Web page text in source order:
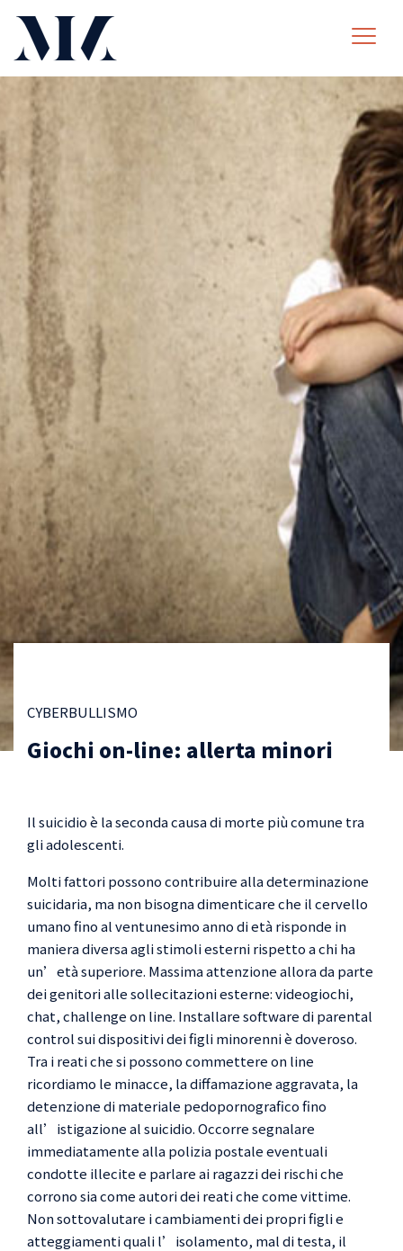
CYBERBULLISMO
Giochi on-line: allerta minori
Il suicidio è la seconda causa di morte più comune tra
gli adolescenti.
Molti fattori possono contribuire alla determinazione
suicidaria, ma non bisogna dimenticare che il cervello
umano fino al ventunesimo anno di età risponde in
maniera diversa agli stimoli esterni rispetto a chi ha
un’età superiore. Massima attenzione allora da parte
dei genitori alle sollecitazioni esterne: videogiochi,
chat, challenge on line. Installare software di parental
control sui dispositivi dei figli minorenni è doveroso.
Tra i reati che si possono commettere on line
ricordiamo le minacce, la diffamazione aggravata, la
detenzione di materiale pedopornografico fino
all’istigazione al suicidio. Occorre segnalare
immediatamente alla polizia postale eventuali
condotte illecite e parlare ai ragazzi dei rischi che
corrono sia come autori dei reati che come vittime.
Non sottovalutare i cambiamenti dei propri figli e
atteggiamenti quali l’isolamento, mal di testa, il